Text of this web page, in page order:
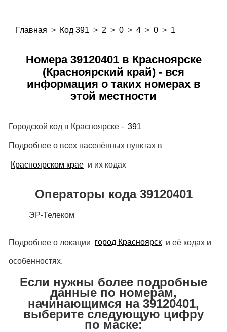
Главная > Код 391 > 2 > 0 > 4 > 0 > 1
Номера 39120401 в Красноярске
(Красноярский край) - вся
информация о таких номерах в
этой местности
Городской код в Красноярске - 391
Подробнее о всех населённых пунктах в
Красноярском крае и их кодах
Операторы кода 39120401
ЭР-Телеком
Подробнее о локации город Красноярск и её кодах и
особенностях.
Если нужны более подробные
данные по номерам,
начинающимся на 39120401,
выберите следующую цифру
по маске: